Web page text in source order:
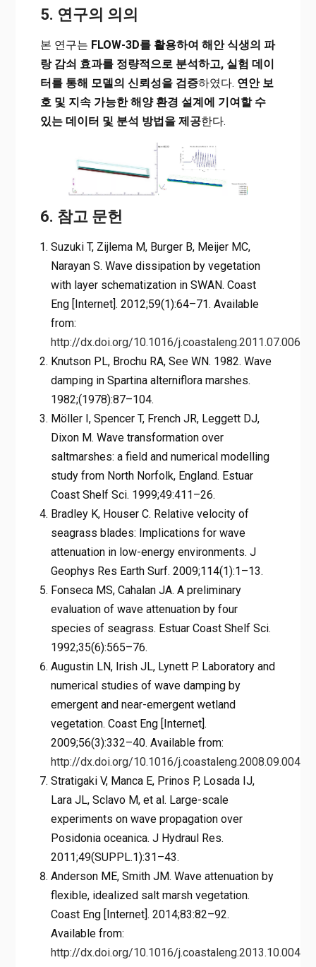
5. 연구의 의의
본 연구는 FLOW-3D를 활용하여 해안 식생의 파
랑 감쇠 효과를 정량적으로 분석하고, 실험 데이
터를 통해 모델의 신뢰성을 검증하였다. 연안 보
호 및 지속 가능한 해양 환경 설계에 기여할 수
있는 데이터 및 분석 방법을 제공한다.
6. 참고 문헌
Suzuki T, Zijlema M, Burger B, Meijer MC,
Narayan S. Wave dissipation by vegetation
with layer schematization in SWAN. Coast
Eng [Internet]. 2012;59(1):64–71. Available
from:
http://dx.doi.org/10.1016/j.coastaleng.2011.07.006
Knutson PL, Brochu RA, See WN. 1982. Wave
damping in Spartina alterniflora marshes.
1982;(1978):87–104.
Möller I, Spencer T, French JR, Leggett DJ,
Dixon M. Wave transformation over
saltmarshes: a field and numerical modelling
study from North Norfolk, England. Estuar
Coast Shelf Sci. 1999;49:411–26.
Bradley K, Houser C. Relative velocity of
seagrass blades: Implications for wave
attenuation in low-energy environments. J
Geophys Res Earth Surf. 2009;114(1):1–13.
Fonseca MS, Cahalan JA. A preliminary
evaluation of wave attenuation by four
species of seagrass. Estuar Coast Shelf Sci.
1992;35(6):565–76.
Augustin LN, Irish JL, Lynett P. Laboratory and
numerical studies of wave damping by
emergent and near-emergent wetland
vegetation. Coast Eng [Internet].
2009;56(3):332–40. Available from:
http://dx.doi.org/10.1016/j.coastaleng.2008.09.004
Stratigaki V, Manca E, Prinos P, Losada IJ,
Lara JL, Sclavo M, et al. Large-scale
experiments on wave propagation over
Posidonia oceanica. J Hydraul Res.
2011;49(SUPPL.1):31–43.
Anderson ME, Smith JM. Wave attenuation by
flexible, idealized salt marsh vegetation.
Coast Eng [Internet]. 2014;83:82–92.
Available from:
http://dx.doi.org/10.1016/j.coastaleng.2013.10.004